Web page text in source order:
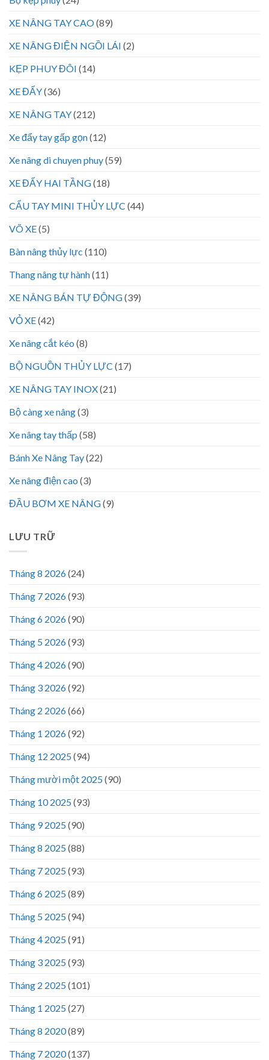
XE NÂNG TAY CAO(89)
XE NÂNG ĐIỆN NGỒI LÁI (2)
KẸP PHUY ĐÔI (14)
XE ĐẨY(36)
XE NÂNG TAY(212)
Xe đẩy tay gấp gọn(12)
Xe nâng di chuyen phuy(59)
XE ĐẨY HAI TẦNG(18)
CẨU TAY MINI THỦY LỰC (44)
VÕ XE(5)
Bàn nâng thủy lực (110)
Thang nâng tự hành(11)
XE NÂNG BÁN TỰ ĐỘNG(39)
VỎ XE(42)
Xe nâng cắt kéo (8)
BỘ NGUỒN THỦY LỰC (17)
XE NÂNG TAY INOX(21)
Bộ càng xe nâng(3)
Xe nâng tay thấp (58)
Bánh Xe Nâng Tay(22)
Xe nâng điện cao (3)
ĐẦU BƠM XE NÂNG(9)
LƯU TRỮ
Tháng 8 2026(24)
Tháng 7 2026(93)
Tháng 6 2026(90)
Tháng 5 2026(93)
Tháng 4 2026(90)
Tháng 3 2026(92)
Tháng 2 2026(66)
Tháng 1 2026(92)
Tháng 12 2025(94)
Tháng mười một 2025(90)
Tháng 10 2025(93)
Tháng 9 2025(90)
Tháng 8 2025(88)
Tháng 7 2025(93)
Tháng 6 2025(89)
Tháng 5 2025(94)
Tháng 4 2025(91)
Tháng 3 2025(93)
Tháng 2 2025(101)
Tháng 1 2025(27)
Tháng 8 2020(89)
Tháng 7 2020(137)